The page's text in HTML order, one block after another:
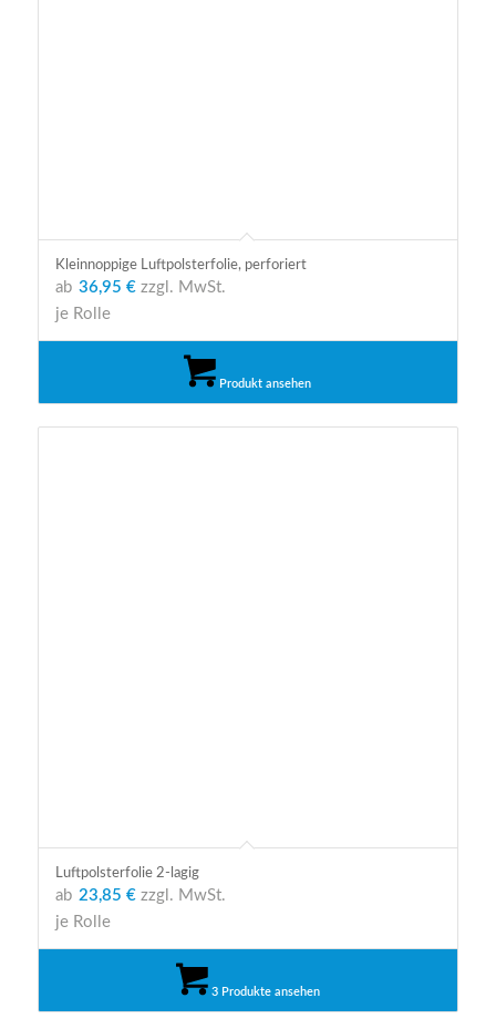
Kleinnoppige Luftpolsterfolie, perforiert
ab 36,95 €zzgl. MwSt.
je Rolle
Produkt ansehen
Luftpolsterfolie 2-lagig
ab 23,85 €zzgl. MwSt.
je Rolle
3 Produkte ansehen